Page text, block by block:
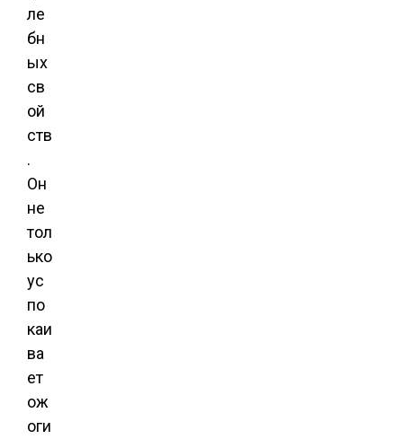
ле
бн
ых
св
ой
ств
.
Он
не
тол
ько
ус
по
каи
ва
ет
ож
оги